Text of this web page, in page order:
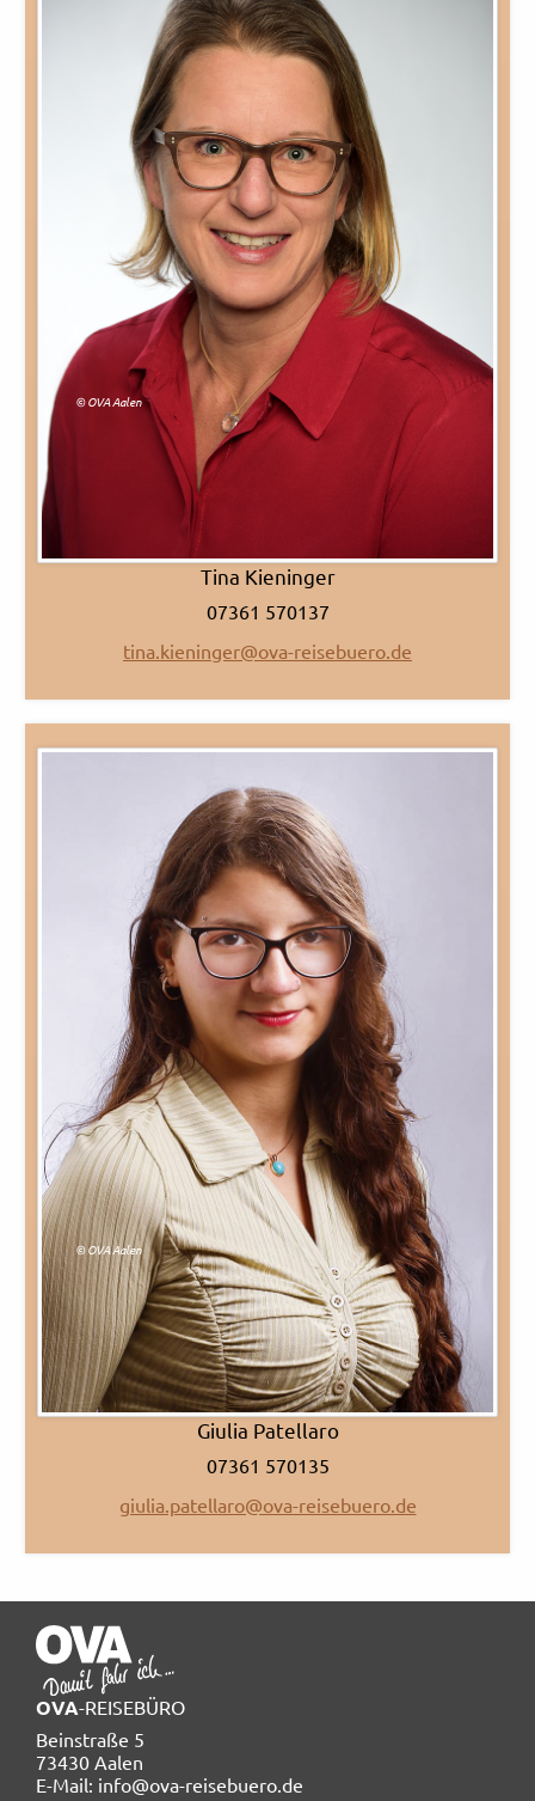
© OVA Aalen
Tina Kieninger
07361 570137
tina.kieninger@ova-reisebuero.de
© OVA Aalen
Giulia Patellaro
07361 570135
giulia.patellaro@ova-reisebuero.de
OVA-REISEBÜRO
Beinstraße 5
73430 Aalen
E-Mail: info@ova-reisebuero.de